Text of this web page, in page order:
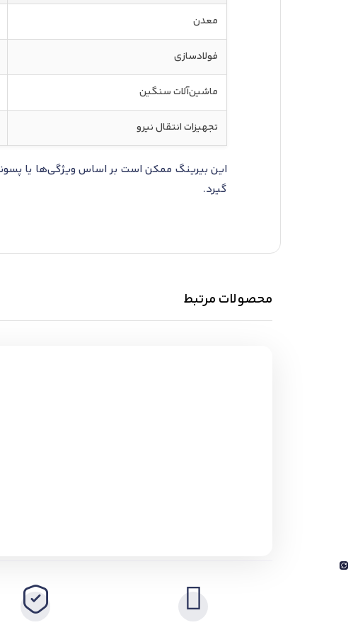
معدن
فولادسازی
ماشین‌آلات سنگین
تجهیزات انتقال نیرو
این بیرینگ ممکن است بر اساس ویژگی‌ها یا
گیرد.
محصولات مرتبط